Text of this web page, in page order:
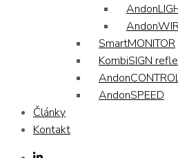
SmartMONITOR
KombiSIGN
AndonSPEED
Články
Kontakt